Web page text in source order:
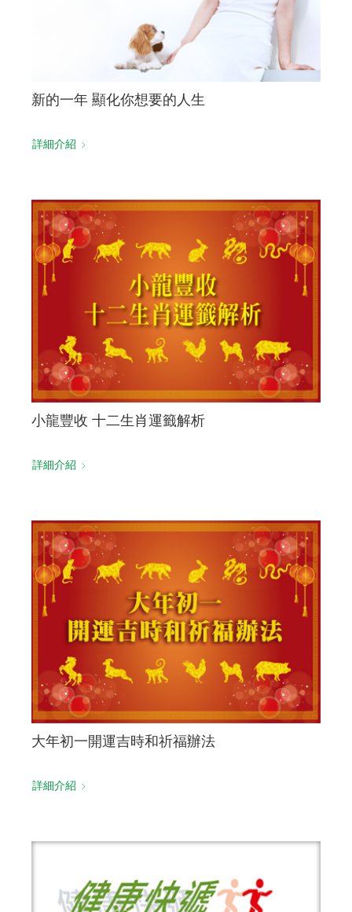
新的一年 顯化你想要的人生
詳細介紹
小龍豐收 十二生肖運籤解析
詳細介紹
大年初一開運吉時和祈福辦法
詳細介紹